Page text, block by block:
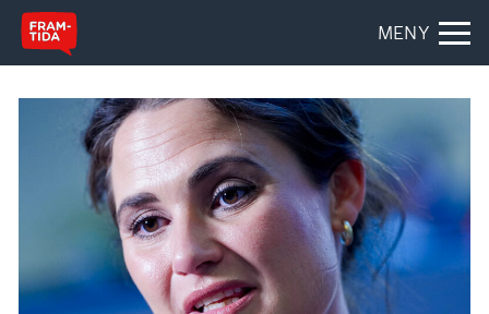
MENY